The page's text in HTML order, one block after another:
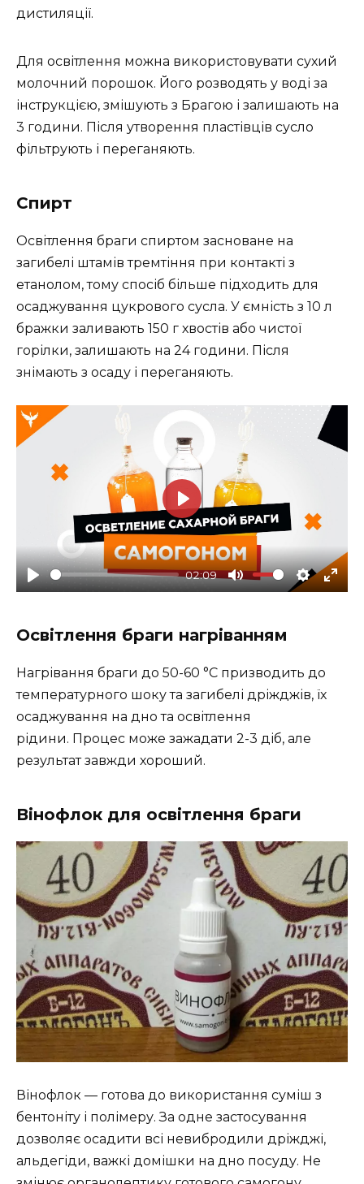
дистиляції.
Для освітлення можна використовувати сухий
молочний порошок. Його розводять у воді за
інструкцією, змішують з Брагою і залишають на
3 години. Після утворення пластівців сусло
фільтрують і переганяють.
Спирт
Освітлення браги спиртом засноване на
загибелі штамів тремтіння при контакті з
етанолом, тому спосіб більше підходить для
осаджування цукрового сусла. У ємність з 10 л
бражки заливають 150 г хвостів або чистої
горілки, залишають на 24 години. Після
знімають з осаду і переганяють.
P
a
02:09
M
t
S
i
n
s
E
e
e
n
P
l
a
y
Освітлення браги нагріванням
Нагрівання браги до 50-60 °C призводить до
температурного шоку та загибелі дріжджів, їх
осаджування на дно та освітлення
рідини. Процес може зажадати 2-3 діб, але
результат завжди хороший.
Вінофлок для освітлення браги
Вінофлок — готова до використання суміш з
бентоніту і полімеру. За одне застосування
дозволяє осадити всі невибродили дріжджі,
альдегіди, важкі домішки на дно посуду. Не